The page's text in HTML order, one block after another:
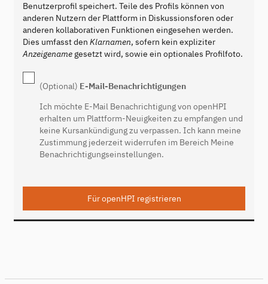
Benutzerprofil speichert. Teile des Profils können von
anderen Nutzern der Plattform in Diskussionsforen oder
anderen kollaborativen Funktionen eingesehen werden.
Dies umfasst den Klarnamen, sofern kein expliziter
Anzeigename gesetzt wird, sowie ein optionales Profilfoto.
(Optional) E-Mail-Benachrichtigungen
Ich möchte E-Mail Benachrichtigung von openHPI
erhalten um Plattform-Neuigkeiten zu empfangen und
keine Kursankündigung zu verpassen. Ich kann meine
Zustimmung jederzeit widerrufen im Bereich Meine
Benachrichtigungseinstellungen.